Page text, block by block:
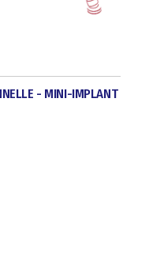
- MINI-IMPLANT